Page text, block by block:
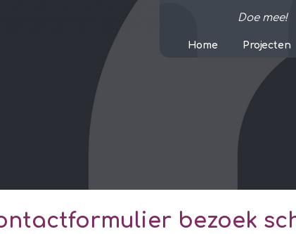
Doe mee!
Home Projecten
bezoek